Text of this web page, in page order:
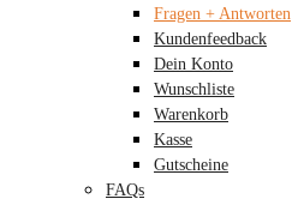
Fragen + Antworten
Kundenfeedback
Dein Konto
Wunschliste
Warenkorb
Kasse
Gutscheine
FAQs